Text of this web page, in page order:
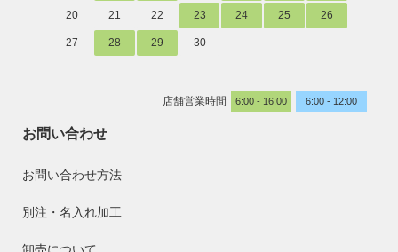
20 21 22 23 24 25 26
27 28 29 30
店舗営業時間 6:00 - 16:00 6:00 - 12:00
お問い合わせ
お問い合わせ方法
別注・名入れ加工